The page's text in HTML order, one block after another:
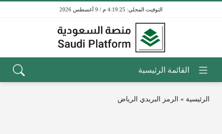
4:19:25 م / 9 أغسطس 2026
الرئيسية » الرمز البريدي الرياض